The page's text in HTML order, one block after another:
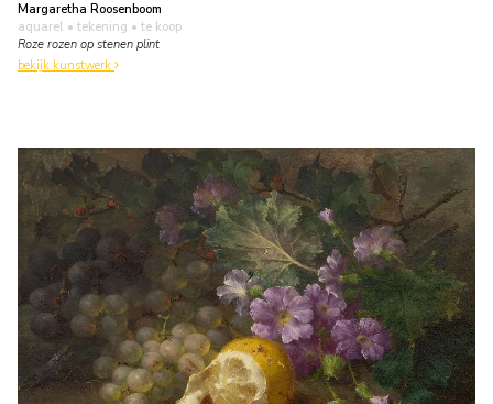
Margaretha Roosenboom
aquarel • tekening • te koop
Roze rozen op stenen plint
bekijk kunstwerk